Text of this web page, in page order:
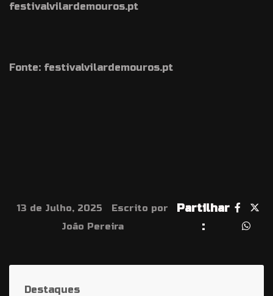
festivalvilardemouros.pt
Fonte: festivalvilardemouros.pt
13 de Julho, 2025
Escrito por
João Pereira
Partilhar
:
Destaques